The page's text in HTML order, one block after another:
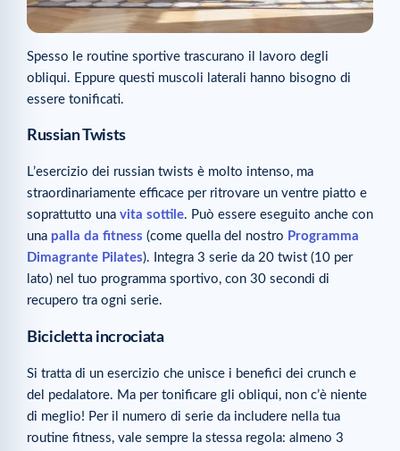
Spesso le routine sportive trascurano il lavoro degli
obliqui. Eppure questi muscoli laterali hanno bisogno di
essere tonificati.
Russian Twists
L’esercizio dei russian twists è molto intenso, ma
straordinariamente efficace per ritrovare un ventre piatto e
soprattutto una vita sottile. Può essere eseguito anche con
una palla da fitness (come quella del nostro Programma
Dimagrante Pilates). Integra 3 serie da 20 twist (10 per
lato) nel tuo programma sportivo, con 30 secondi di
recupero tra ogni serie.
Bicicletta incrociata
Si tratta di un esercizio che unisce i benefici dei crunch e
del pedalatore. Ma per tonificare gli obliqui, non c’è niente
di meglio! Per il numero di serie da includere nella tua
routine fitness, vale sempre la stessa regola: almeno 3